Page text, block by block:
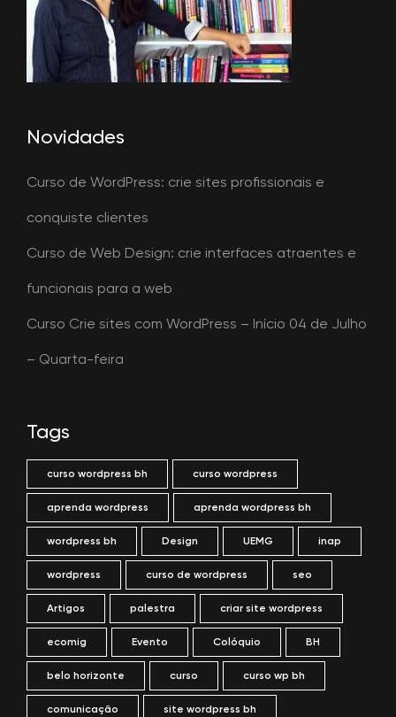
Novidades
Curso de WordPress: crie sites profissionais e
conquiste clientes
Curso de Web Design: crie interfaces atraentes e
funcionais para a web
Curso Crie sites com WordPress – Início 04 de Julho
– Quarta-feira
Tags
curso wordpress bh curso wordpress
aprenda wordpress aprenda wordpress bh
wordpress bh Design UEMG inap
wordpress curso de wordpress seo
Artigos palestra criar site wordpress
ecomig Evento Colóquio BH
belo horizonte curso curso wp bh
comunicação site wordpress bh